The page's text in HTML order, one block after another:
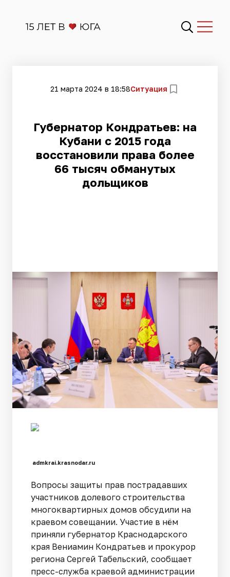
21 марта 2024 в 18:58Ситуация
Губернатор Кондратьев: на
Кубани с 2015 года
восстановили права более
66 тысяч обманутых
дольщиков
admkrai.krasnodar.ru
Вопросы защиты прав пострадавших
участников долевого строительства
многоквартирных домов обсудили на
краевом совещании. Участие в нём
приняли губернатор Краснодарского
края Вениамин Кондратьев и прокурор
региона Сергей Табельский, сообщает
пресс-служба краевой администрации